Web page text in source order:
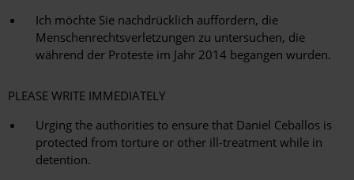
Ich möchte Sie nachdrücklich auffordern, die
Menschenrechtsverletzungen zu untersuchen, die
während der Proteste im Jahr 2014 begangen wurden.
PLEASE WRITE IMMEDIATELY
Urging the authorities to ensure that Daniel Ceballos is
protected from torture or other ill-treatment while in
detention.